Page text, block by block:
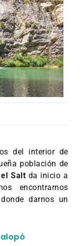
del interior de
población de
el Salt da inicio a
encontrarnos
darnos un